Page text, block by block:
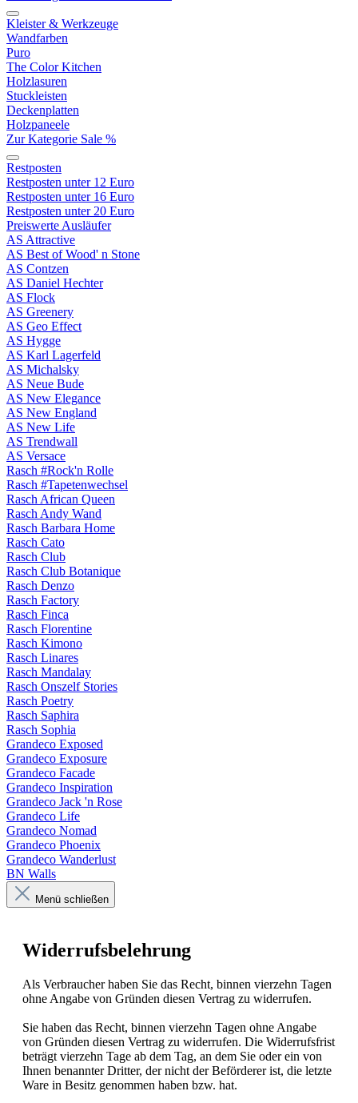
Kleister & Werkzeuge
Wandfarben
Puro
The Color Kitchen
Holzlasuren
Stuckleisten
Deckenplatten
Holzpaneele
Zur Kategorie Sale %
Restposten
Restposten unter 12 Euro
Restposten unter 16 Euro
Restposten unter 20 Euro
Preiswerte Ausläufer
AS Attractive
AS Best of Wood' n Stone
AS Contzen
AS Daniel Hechter
AS Flock
AS Greenery
AS Geo Effect
AS Hygge
AS Karl Lagerfeld
AS Michalsky
AS Neue Bude
AS New Elegance
AS New England
AS New Life
AS Trendwall
AS Versace
Rasch #Rock'n Rolle
Rasch #Tapetenwechsel
Rasch African Queen
Rasch Andy Wand
Rasch Barbara Home
Rasch Cato
Rasch Club
Rasch Club Botanique
Rasch Denzo
Rasch Factory
Rasch Finca
Rasch Florentine
Rasch Kimono
Rasch Linares
Rasch Mandalay
Rasch Onszelf Stories
Rasch Poetry
Rasch Saphira
Rasch Sophia
Grandeco Exposed
Grandeco Exposure
Grandeco Facade
Grandeco Inspiration
Grandeco Jack 'n Rose
Grandeco Life
Grandeco Nomad
Grandeco Phoenix
Grandeco Wanderlust
BN Walls
Menü schließen
Widerrufsbelehrung
Als Verbraucher haben Sie das Recht, binnen vierzehn Tagen
ohne Angabe von Gründen diesen Vertrag zu widerrufen.
Sie haben das Recht, binnen vierzehn Tagen ohne Angabe
von Gründen diesen Vertrag zu widerrufen. Die Widerrufsfrist
beträgt vierzehn Tage ab dem Tag, an dem Sie oder ein von
Ihnen benannter Dritter, der nicht der Beförderer ist, die letzte
Ware in Besitz genommen haben bzw. hat.